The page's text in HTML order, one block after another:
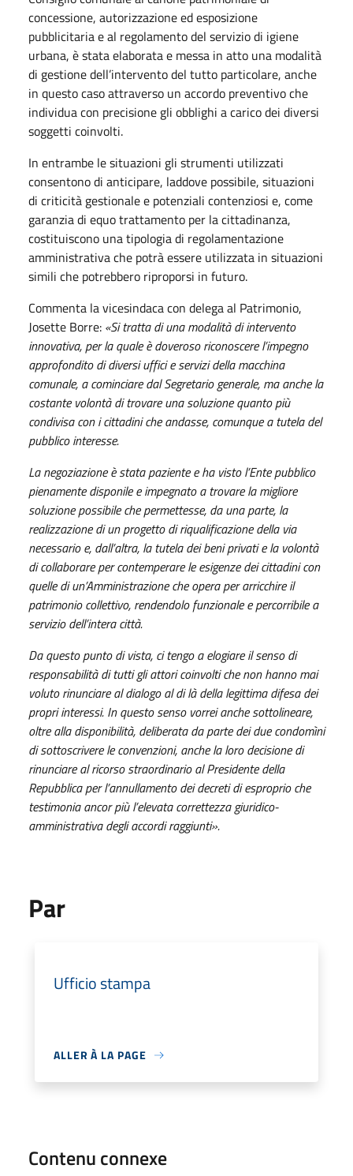
concessione, autorizzazione ed esposizione
pubblicitaria e al regolamento del servizio di igiene
urbana, è stata elaborata e messa in atto una modalità
di gestione dell’intervento del tutto particolare, anche
in questo caso attraverso un accordo preventivo che
individua con precisione gli obblighi a carico dei diversi
soggetti coinvolti.
In entrambe le situazioni gli strumenti utilizzati
consentono di anticipare, laddove possibile, situazioni
di criticità gestionale e potenziali contenziosi e, come
garanzia di equo trattamento per la cittadinanza,
costituiscono una tipologia di regolamentazione
amministrativa che potrà essere utilizzata in situazioni
simili che potrebbero riproporsi in futuro.
Commenta la vicesindaca con delega al Patrimonio,
Josette Borre: «Si tratta di una modalità di intervento
innovativa, per la quale è doveroso riconoscere l’impegno
approfondito di diversi uffici e servizi della macchina
comunale, a cominciare dal Segretario generale, ma anche la
costante volontà di trovare una soluzione quanto più
condivisa con i cittadini che andasse, comunque a tutela del
pubblico interesse.
La negoziazione è stata paziente e ha visto l’Ente pubblico
pienamente disponile e impegnato a trovare la migliore
soluzione possibile che permettesse, da una parte, la
realizzazione di un progetto di riqualificazione della via
necessario e, dall’altra, la tutela dei beni privati e la volontà
di collaborare per contemperare le esigenze dei cittadini con
quelle di un’Amministrazione che opera per arricchire il
patrimonio collettivo, rendendolo funzionale e percorribile a
servizio dell’intera città.
Da questo punto di vista, ci tengo a elogiare il senso di
responsabilità di tutti gli attori coinvolti che non hanno mai
voluto rinunciare al dialogo al di là della legittima difesa dei
propri interessi. In questo senso vorrei anche sottolineare,
oltre alla disponibilità, deliberata da parte dei due condomìni
di sottoscrivere le convenzioni, anche la loro decisione di
rinunciare al ricorso straordinario al Presidente della
Repubblica per l’annullamento dei decreti di esproprio che
testimonia ancor più l’elevata correttezza giuridico-
amministrativa degli accordi raggiunti».
Par
Ufficio stampa
ALLER À LA PAGE
Contenu connexe